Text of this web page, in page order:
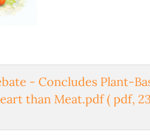
- Concludes Plant-
than Meat.pdf ( pdf,